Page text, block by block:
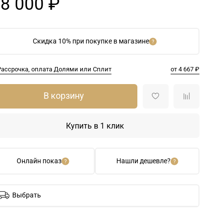
Скидка 10% при покупке в магазине
оплата Долями или Сплит от 4 667 ₽
000 ₽
Онлайн показ Нашли дешевле?
В корзину
Купить в 1 клик
Выбрать